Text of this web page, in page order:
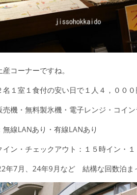
コーナーですね。
１室１食付の安い日で１人４，０００
機・無料製氷機・電子レンジ・コイ
無線LANあり・有線LANあり
イン・チェックアウト：１５時イン・１
年7月、24年9月など 結構な回数泊ま